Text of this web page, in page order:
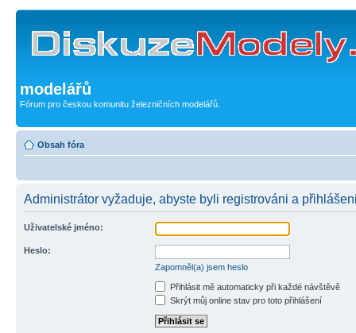
modelářů
Fórum pro českou komunitu železničních modelářů.
Obsah fóra
Administrátor vyžaduje, abyste byli registrováni a
Uživatelské jméno:
Heslo:
Zapomněl(a) jsem heslo
Přihlásit mě automaticky při každé návštěvě
Skrýt můj online stav pro toto přihlášení